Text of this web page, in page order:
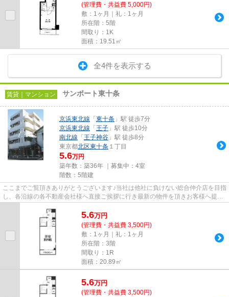
(管理費・共益費 5,000円)
敷：1ヶ月｜礼：1ヶ月
所在階：5階
間取り：1K
面積：19.51㎡
全4件を表示する
賃貸｜マンション サンポート東十条
京浜東北線 「 東十条 」駅 徒歩7分
京浜東北線 「 王子 」駅 徒歩10分
南北線 「 王子神谷 」駅 徒歩8分
東京都北区東十条 １丁目
5.6万円
築年数：築36年 ｜募集中： 4室
階数：5階建
ここまでご覧頂きありがとうございます♪当社は他社に負けない総合仲介店を目指
し、各沿線の各不動産会社様へ直接ご挨拶に行き最新の物件を頂きお客様へ提供
5.6万円
(管理費・共益費 3,500円)
敷：1ヶ月｜礼：1ヶ月
所在階：3階
間取り：1R
面積：20.89㎡
5.6万円
(管理費・共益費 3,500円)